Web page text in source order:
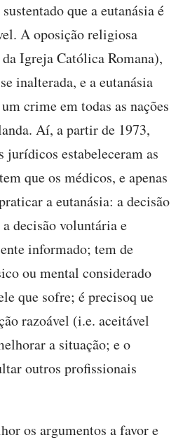
que a eutanásia é
A oposição religiosa
Igreja Católica Romana),
inalterada, e a eutanásia
crime em todas as nações
Aí, a partir de 1973,
jurídicos estabeleceram as
que os médicos, e apenas
a eutanásia: a decisão
decisão voluntária e
informado; tem de
ou mental considerado
que sofre; é precisoq ue
razoável (i.e. aceitável
a situação; e o
outros profissionais
os argumentos a favor e